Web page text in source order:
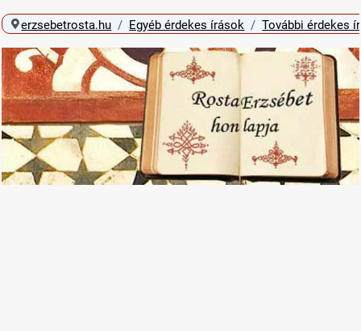
erzsebetrosta.hu Egyéb érdekes írások További érdekes